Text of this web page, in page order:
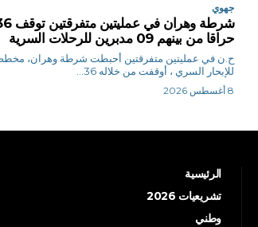
جهوي
شرطة وهران في
حراقا من بينهم 09 مدبرين للرحلات السرية
ح.ن في عمليتين متفرقتين أحبطت شرطة وهران،
للإبحار السري ، أوقفت من خلاله 36...
8 أغسطس 2026
الرئيسية
تشريعيات 2026
وطني